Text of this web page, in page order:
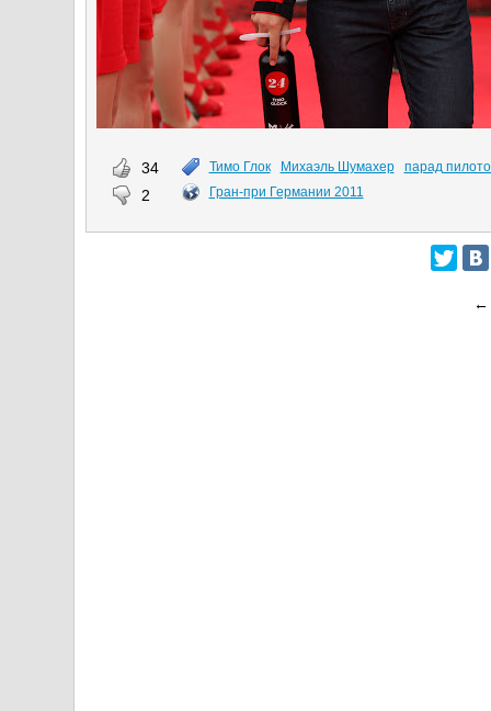
34
2
Тимо Глок Михаэль Шумахер
парад
Гран-при Германии 2011